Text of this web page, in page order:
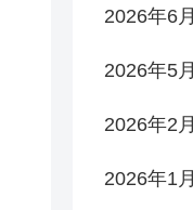
2026年6月
2026年5月
2026年2月
2026年1月